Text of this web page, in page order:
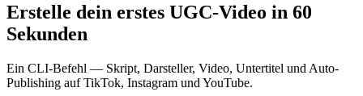
Erstelle dein erstes UGC-Video in 60
Sekunden
Ein CLI-Befehl — Skript, Darsteller, Video, Untertitel und Auto-
Publishing auf TikTok, Instagram und YouTube.